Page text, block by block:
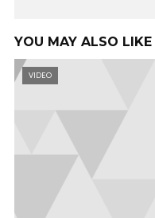
YOU MAY ALSO LIKE
VIDEO